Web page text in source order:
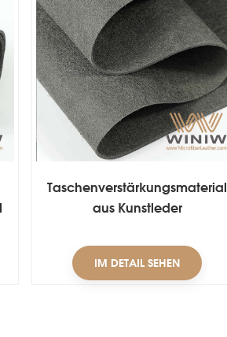
Taschenverstärkungsmaterial
aus Kunstleder
IM DETAIL SEHEN